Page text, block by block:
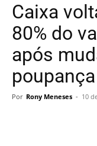
Caixa
80% do
após
poupança
Por Rony Meneses - 10